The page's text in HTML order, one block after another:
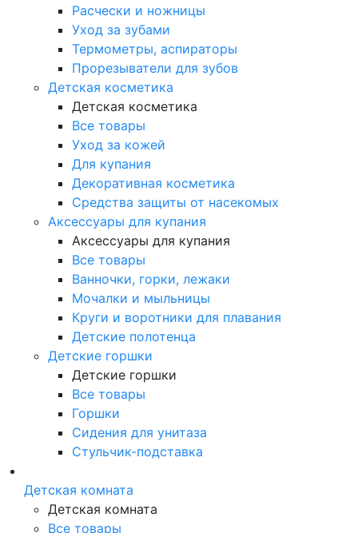
Расчески и ножницы
Уход за зубами
Термометры, аспираторы
Прорезыватели для зубов
Детская косметика
Детская косметика
Все товары
Уход за кожей
Для купания
Декоративная косметика
Средства защиты от насекомых
Аксессуары для купания
Аксессуары для купания
Все товары
Ванночки, горки, лежаки
Мочалки и мыльницы
Круги и воротники для плавания
Детские полотенца
Детские горшки
Детские горшки
Все товары
Горшки
Сидения для унитаза
Стульчик-подставка
Детская комната
Детская комната
Все товары